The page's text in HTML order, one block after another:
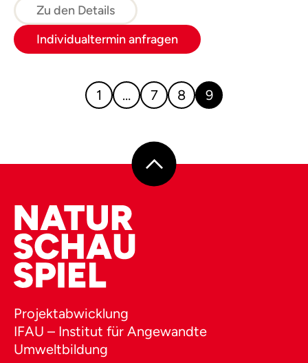
großteils im einfachen Gelände auf
Almböden.
Zu den Details
Individualtermin anfragen
1 … 7 8 9
Projektabwicklung
IFAU – Institut für Angewandte
Umweltbildung